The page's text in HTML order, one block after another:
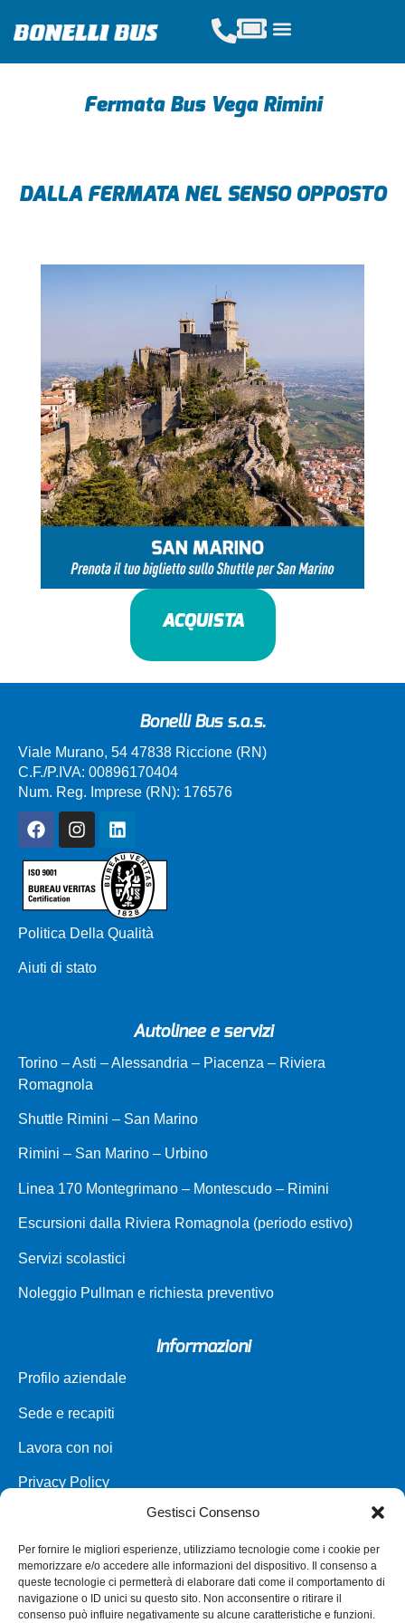
Gestisci Consenso
Per fornire le migliori esperienze, utilizziamo tecnologie come i cookie per
memorizzare e/o accedere alle informazioni del dispositivo. Il consenso a
queste tecnologie ci permetterà di elaborare dati come il comportamento di
navigazione o ID unici su questo sito. Non acconsentire o ritirare il
consenso può influire negativamente su alcune caratteristiche e funzioni.
Fermata Bus Vega Rimini
DALLA FERMATA NEL SENSO OPPOSTO
ACQUISTA
Bonelli Bus s.a.s.
Viale Murano, 54 47838 Riccione (RN)
C.F./P.IVA: 00896170404
Num. Reg. Imprese (RN): 176576
Politica Della Qualità
Aiuti di stato
Autolinee e servizi
Torino – Asti – Alessandria – Piacenza – Riviera
Romagnola
Shuttle Rimini – San Marino
Rimini – San Marino – Urbino
Linea 170 Montegrimano – Montescudo – Rimini
Escursioni dalla Riviera Romagnola (periodo estivo)
Servizi scolastici
Noleggio Pullman e richiesta preventivo
Informazioni
Profilo aziendale
Sede e recapiti
Lavora con noi
Privacy Policy
Parco veicoli a noleggio
Assistenza
Punti vendita